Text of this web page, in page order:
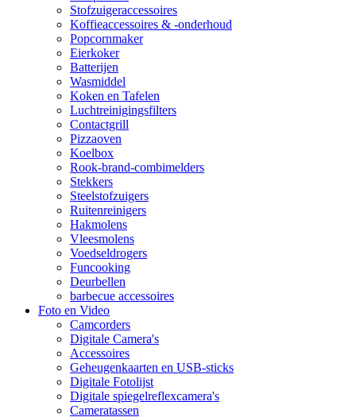
Stofzuigeraccessoires
Koffieaccessoires & -onderhoud
Popcornmaker
Eierkoker
Batterijen
Wasmiddel
Koken en Tafelen
Luchtreinigingsfilters
Contactgrill
Pizzaoven
Koelbox
Rook-brand-combimelders
Stekkers
Steelstofzuigers
Ruitenreinigers
Hakmolens
Vleesmolens
Voedseldrogers
Funcooking
Deurbellen
barbecue accessoires
Foto en Video
Camcorders
Digitale Camera's
Accessoires
Geheugenkaarten en USB-sticks
Digitale Fotolijst
Digitale spiegelreflexcamera's
Cameratassen